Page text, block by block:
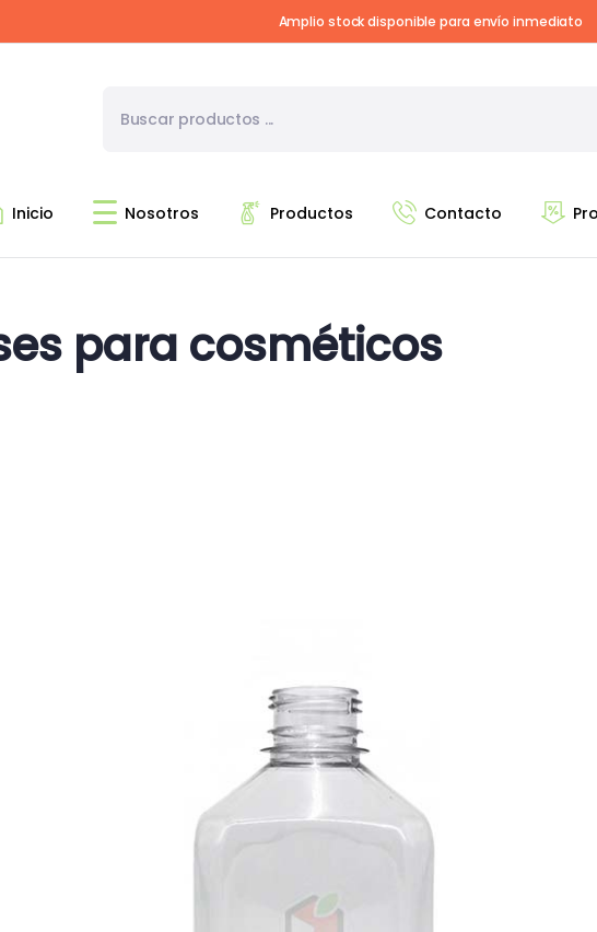
Amplio stock disponible para envío inmediato
Inicio Nosotros Productos Contacto
para cosméticos